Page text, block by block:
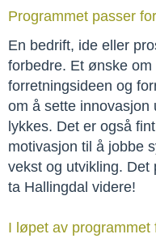
Programmet passer
En bedrift, ide eller
forbedre. Et ønske
forretningsideen og
om å sette innovasjon
lykkes. Det er også
motivasjon til å jobbe
vekst og utvikling. Det
ta Hallingdal videre!
I løpet av programmet